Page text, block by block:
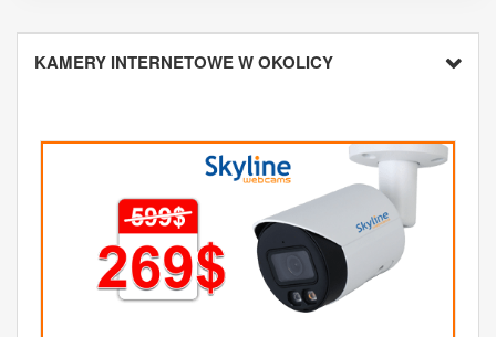
KAMERY INTERNETOWE W OKOLICY